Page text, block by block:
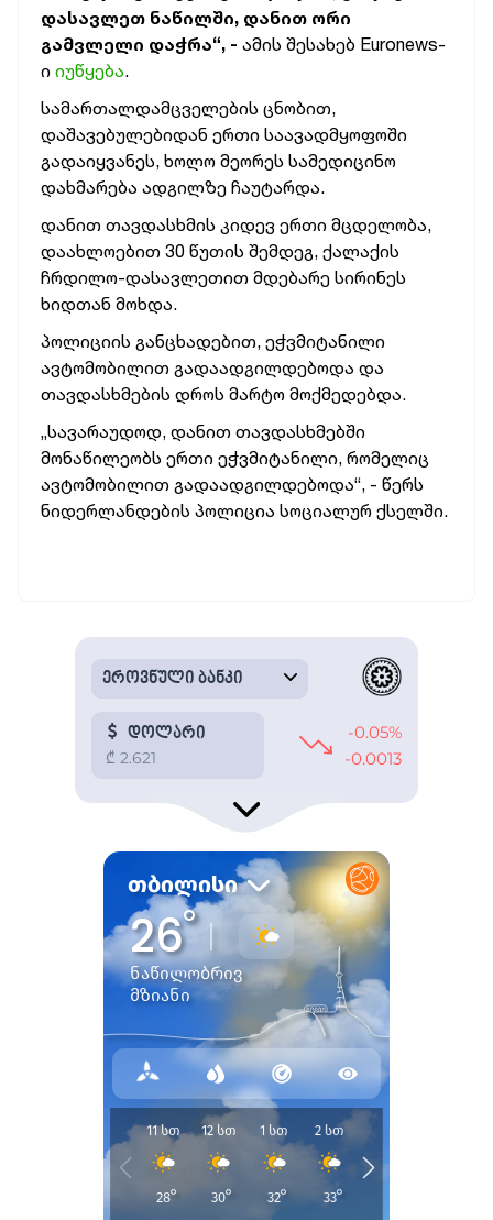
დასავლეთ ნაწილში, დანით ორი
გამვლელი დაჭრა“, - ამის შესახებ Euronews-
ი იუწყება.
სამართალდამცველების ცნობით,
დაშავებულებიდან ერთი საავადმყოფოში
გადაიყვანეს, ხოლო მეორეს სამედიცინო
დახმარება ადგილზე ჩაუტარდა.
დანით თავდასხმის კიდევ ერთი მცდელობა,
დაახლოებით 30 წუთის შემდეგ, ქალაქის
ჩრდილო-დასავლეთით მდებარე სირინეს
ხიდთან მოხდა.
პოლიციის განცხადებით, ეჭვმიტანილი
ავტომობილით გადაადგილდებოდა და
თავდასხმების დროს მარტო მოქმედებდა.
„სავარაუდოდ, დანით თავდასხმებში
მონაწილეობს ერთი ეჭვმიტანილი, რომელიც
ავტომობილით გადაადგილდებოდა“, - წერს
ნიდერლანდების პოლიცია სოციალურ ქსელში.